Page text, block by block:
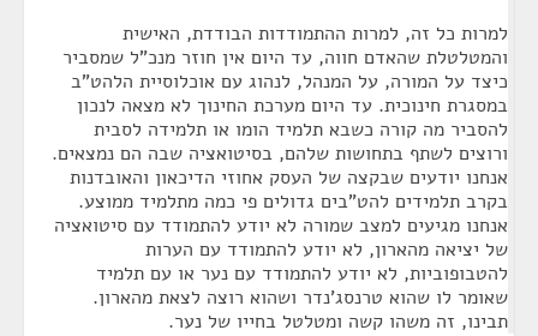
למרות כל זה, למרות ההתמודדות הבודדת, האישית
והמטלטלת שהאדם חווה, עד היום אין חוזר מנכ"ל שמסביר
כיצד על המורה, על המנהל, לנהוג עם אוכלוסיית הלהט"ב
במסגרת חינוכית. עד היום מערכת החינוך לא מצאה לנכון
להסביר מה קורה כשבא תלמיד הומו או תלמידה לסבית
ורוצים לשתף בתחושות שלהם, בסיטואציה שבה הם נמצאים.
אנחנו יודעים שבקצה של העסק אחוזי הדיכאון והאובדנות
בקרב תלמידים להט"בים גדולים פי כמה מתלמיד ממוצע.
אנחנו מגיעים למצב שמורה לא יודע להתמודד עם סיטואציה
של יציאה מהארון, לא יודע להתמודד עם הערות
להטבופוביות, לא יודע להתמודד עם נער או עם תלמיד
שאומר לו שהוא טרנסג'נדר ושהוא רוצה לצאת מהארון.
תבינו, זה משהו קשה ומטלטל בחייו של נער.